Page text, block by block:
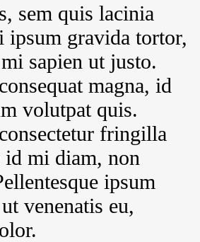
sem quis lacinia
ipsum gravida tortor,
sapien ut justo.
magna, id
volutpat quis.
fringilla
id mi diam, non
ipsum
venenatis eu,